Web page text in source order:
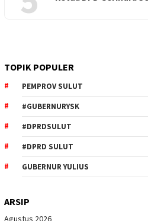
TOPIK POPULER
PEMPROV SULUT
#GUBERNURYSK
#DPRDSULUT
#DPRD SULUT
GUBERNUR YULIUS
ARSIP
Agustus 2026